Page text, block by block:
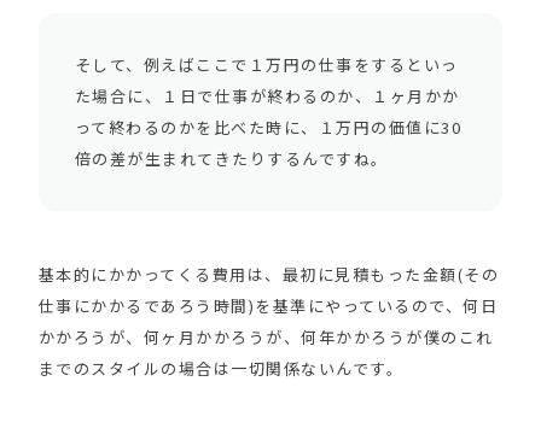
そして、例えばここで１万円の仕事をするといっ
た場合に、１日で仕事が終わるのか、１ヶ月かか
って終わるのかを比べた時に、１万円の価値に30
倍の差が生まれてきたりするんですね。
基本的にかかってくる費用は、最初に見積もった金額(その
仕事にかかるであろう時間)を基準にやっているので、何日
かかろうが、何ヶ月かかろうが、何年かかろうが僕のこれ
までのスタイルの場合は一切関係ないんです。